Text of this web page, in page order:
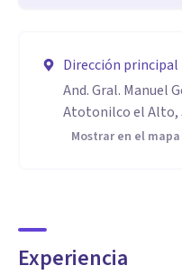
Dirección principal
And. Gral. Manuel
Atotonilco el Alto,
Mostrar en el mapa
Experiencia